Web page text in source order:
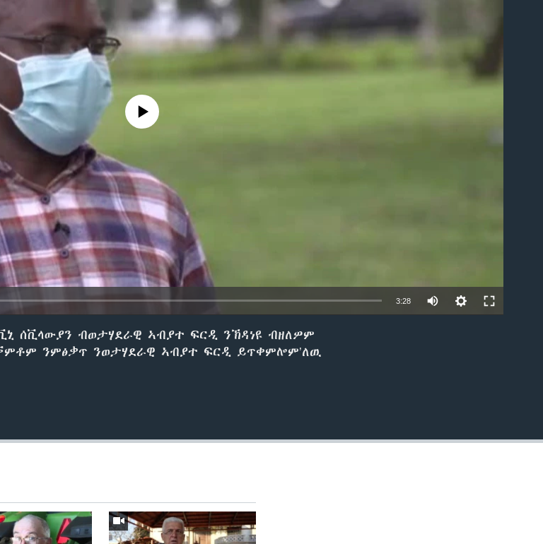
No media source currently available
3:28
ሰቪላውያን ብወታሃደራዊ ኣብያተ ፍርዲ ንኽዳነዩ ብዘለዎም
ንምፅቃጥ ንወታሃደራዊ ኣብያተ ፍርዲ ይጥቀምሎም’ለዉ